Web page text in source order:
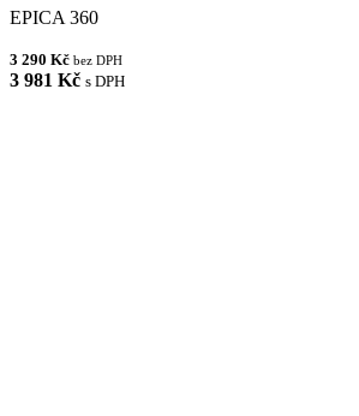
EPICA 360
3 290 Kč bez DPH
3 981 Kč s DPH